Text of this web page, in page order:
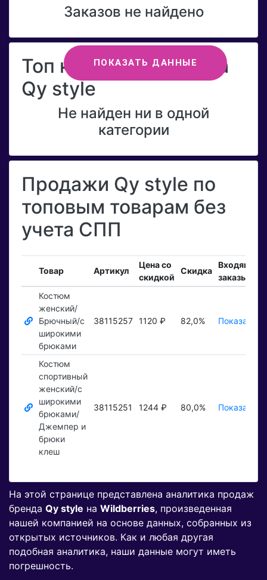
ПОКАЗАТЬ ДАННЫЕ
Заказов не найдено
Топ категорий бренда
Qy style
Не найден ни в одной
категории
Продажи Qy style по
топовым товарам без
учета СПП
Товар Артикул
Цена со
скидкой
Скидка
Входящие
заказы
Костюм
женский/
Брючный/с
широкими
брюками
38115257 1120 ₽ 82,0% Показать ₽
Костюм
спортивный
женский/с
широкими
брюками/
Джемпер и
брюки
клеш
38115251 1244 ₽ 80,0% Показать ₽
На этой странице представлена аналитика продаж
бренда Qy style на Wildberries, произведенная
нашей компанией на основе данных, собранных из
открытых источников. Как и любая другая
подобная аналитика, наши данные могут иметь
погрешность.